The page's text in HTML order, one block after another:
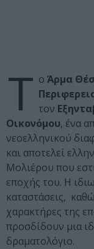
Τ ο Άρμα
τον
Οικονόμου, ένα
νεοελληνικού
και αποτελεί
Μολιέρου που
εποχής του. Η
καταστάσεις,
χαρακτήρες της
προσδίδουν μια
δραματολόγιο.